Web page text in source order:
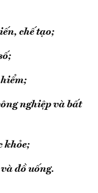
chế tạo;
nghiệp và bất
khỏe;
đồ uống.